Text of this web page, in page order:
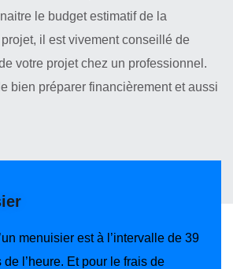
le budget estimatif de la
il est vivement conseillé de
votre projet chez un professionnel.
bien préparer financièrement et aussi
menuisier est à l’intervalle de 39
l’heure. Et pour le frais de